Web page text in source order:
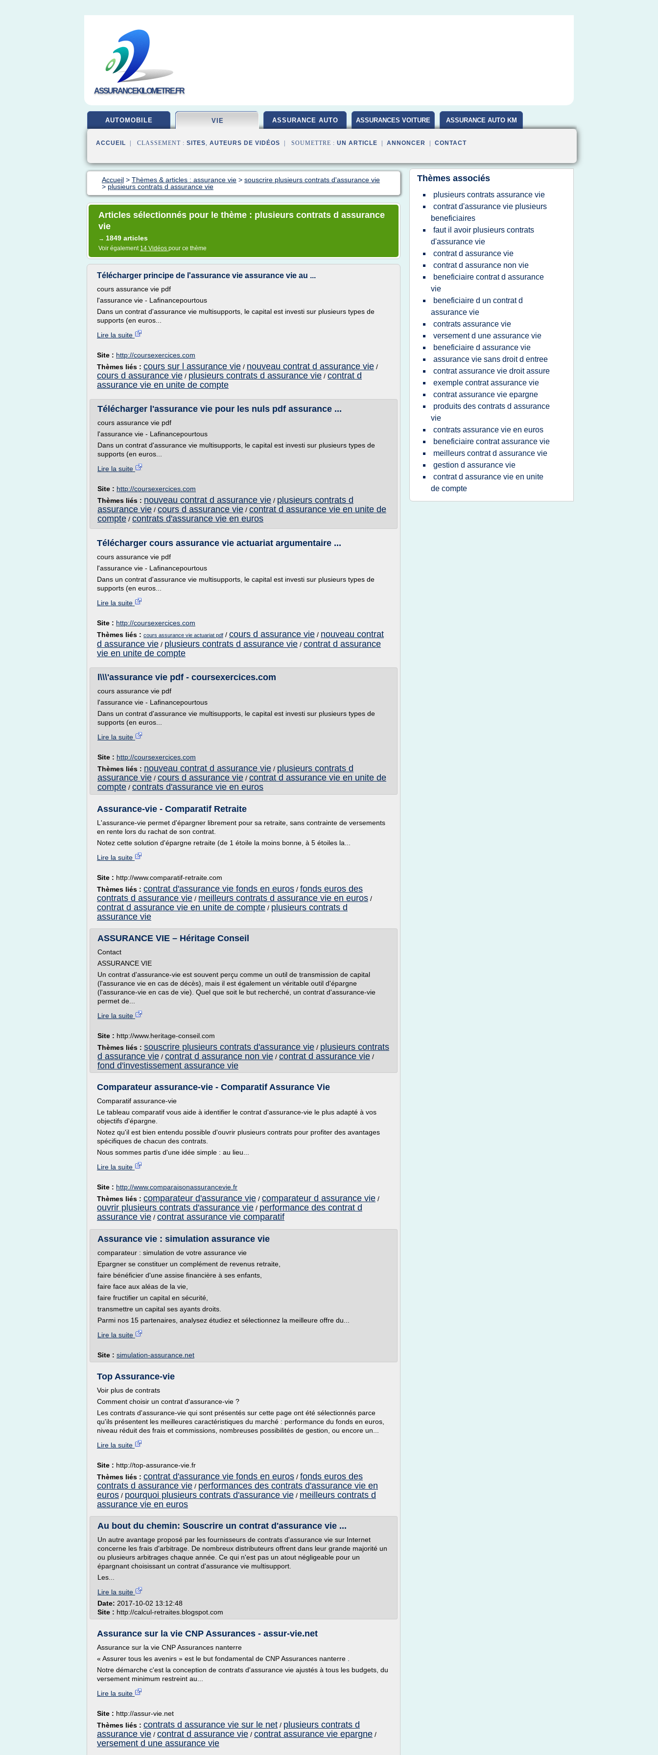
ASSURANCEKILOMETRE.FR
AUTOMOBILE VIE ASSURANCE AUTO ASSURANCES VOITURE ASSURANCE AUTO KM
ACCUEIL | CLASSEMENT : SITES, AUTEURS DE VIDÉOS | SOUMETTRE : UN ARTICLE ANNONCER CONTACT
Accueil > Thèmes & articles : assurance vie > souscrire plusieurs contrats d'assurance vie
> plusieurs contrats d assurance vie
Articles sélectionnés pour le thème : plusieurs contrats d assurance
vie
→ 1849 articles
Voir également 14 Vidéos pour ce thème
Télécharger principe de l'assurance vie assurance vie au ...
cours assurance vie pdf
l'assurance vie - Lafinancepourtous
Dans un contrat d'assurance vie multisupports, le capital est investi sur plusieurs types de
supports (en euros...
Lire la suite
Site : http://coursexercices.com
Thèmes liés : cours sur l assurance vie / nouveau contrat d assurance vie /
cours d assurance vie / plusieurs contrats d assurance vie / contrat d
assurance vie en unite de compte
Télécharger l'assurance vie pour les nuls pdf assurance ...
cours assurance vie pdf
l'assurance vie - Lafinancepourtous
Dans un contrat d'assurance vie multisupports, le capital est investi sur plusieurs types de
supports (en euros...
Lire la suite
Site : http://coursexercices.com
Thèmes liés : nouveau contrat d assurance vie / plusieurs contrats d
assurance vie / cours d assurance vie / contrat d assurance vie en unite de
compte / contrats d'assurance vie en euros
Télécharger cours assurance vie actuariat argumentaire ...
cours assurance vie pdf
l'assurance vie - Lafinancepourtous
Dans un contrat d'assurance vie multisupports, le capital est investi sur plusieurs types de
supports (en euros...
Lire la suite
Site : http://coursexercices.com
Thèmes liés : cours assurance vie actuariat pdf / cours d assurance vie / nouveau contrat
d assurance vie / plusieurs contrats d assurance vie / contrat d assurance
vie en unite de compte
l\\\'assurance vie pdf - coursexercices.com
cours assurance vie pdf
l'assurance vie - Lafinancepourtous
Dans un contrat d'assurance vie multisupports, le capital est investi sur plusieurs types de
supports (en euros...
Lire la suite
Site : http://coursexercices.com
Thèmes liés : nouveau contrat d assurance vie / plusieurs contrats d
assurance vie / cours d assurance vie / contrat d assurance vie en unite de
compte / contrats d'assurance vie en euros
Assurance-vie - Comparatif Retraite
L'assurance-vie permet d'épargner librement pour sa retraite, sans contrainte de versements
en rente lors du rachat de son contrat.
Notez cette solution d'épargne retraite (de 1 étoile la moins bonne, à 5 étoiles la...
Lire la suite
Site : http://www.comparatif-retraite.com
Thèmes liés : contrat d'assurance vie fonds en euros / fonds euros des
contrats d assurance vie / meilleurs contrats d assurance vie en euros /
contrat d assurance vie en unite de compte / plusieurs contrats d
assurance vie
ASSURANCE VIE – Héritage Conseil
Contact
ASSURANCE VIE
Un contrat d'assurance-vie est souvent perçu comme un outil de transmission de capital
(l'assurance vie en cas de décès), mais il est également un véritable outil d'épargne
(l'assurance-vie en cas de vie). Quel que soit le but recherché, un contrat d'assurance-vie
permet de...
Lire la suite
Site : http://www.heritage-conseil.com
Thèmes liés : souscrire plusieurs contrats d'assurance vie / plusieurs contrats
d assurance vie / contrat d assurance non vie / contrat d assurance vie /
fond d'investissement assurance vie
Comparateur assurance-vie - Comparatif Assurance Vie
Comparatif assurance-vie
Le tableau comparatif vous aide à identifier le contrat d'assurance-vie le plus adapté à vos
objectifs d'épargne.
Notez qu'il est bien entendu possible d'ouvrir plusieurs contrats pour profiter des avantages
spécifiques de chacun des contrats.
Nous sommes partis d'une idée simple : au lieu...
Lire la suite
Site : http://www.comparaisonassurancevie.fr
Thèmes liés : comparateur d'assurance vie / comparateur d assurance vie /
ouvrir plusieurs contrats d'assurance vie / performance des contrat d
assurance vie / contrat assurance vie comparatif
Assurance vie : simulation assurance vie
comparateur : simulation de votre assurance vie
Epargner se constituer un complément de revenus retraite,
faire bénéficier d'une assise financière à ses enfants,
faire face aux aléas de la vie,
faire fructifier un capital en sécurité,
transmettre un capital ses ayants droits.
Parmi nos 15 partenaires, analysez étudiez et sélectionnez la meilleure offre du...
Lire la suite
Site : simulation-assurance.net
Top Assurance-vie
Voir plus de contrats
Comment choisir un contrat d'assurance-vie ?
Les contrats d'assurance-vie qui sont présentés sur cette page ont été sélectionnés parce
qu'ils présentent les meilleures caractéristiques du marché : performance du fonds en euros,
niveau réduit des frais et commissions, nombreuses possibilités de gestion, ou encore un...
Lire la suite
Site : http://top-assurance-vie.fr
Thèmes liés : contrat d'assurance vie fonds en euros / fonds euros des
contrats d assurance vie / performances des contrats d'assurance vie en
euros / pourquoi plusieurs contrats d'assurance vie / meilleurs contrats d
assurance vie en euros
Au bout du chemin: Souscrire un contrat d'assurance vie ...
Un autre avantage proposé par les fournisseurs de contrats d'assurance vie sur Internet
concerne les frais d'arbitrage. De nombreux distributeurs offrent dans leur grande majorité un
ou plusieurs arbitrages chaque année. Ce qui n'est pas un atout négligeable pour un
épargnant choisissant un contrat d'assurance vie multisupport.
Les...
Lire la suite
Date: 2017-10-02 13:12:48
Site : http://calcul-retraites.blogspot.com
Assurance sur la vie CNP Assurances - assur-vie.net
Assurance sur la vie CNP Assurances nanterre
« Assurer tous les avenirs » est le but fondamental de CNP Assurances nanterre .
Notre démarche c'est la conception de contrats d'assurance vie ajustés à tous les budgets, du
versement minimum restreint au...
Lire la suite
Site : http://assur-vie.net
Thèmes liés : contrats d assurance vie sur le net / plusieurs contrats d
assurance vie / contrat d assurance vie / contrat assurance vie epargne /
versement d une assurance vie
Thèmes associés
plusieurs contrats assurance vie
contrat d'assurance vie plusieurs
beneficiaires
faut il avoir plusieurs contrats
d'assurance vie
contrat d assurance vie
contrat d assurance non vie
beneficiaire contrat d assurance
vie
beneficiaire d un contrat d
assurance vie
contrats assurance vie
versement d une assurance vie
beneficiaire d assurance vie
assurance vie sans droit d entree
contrat assurance vie droit assure
exemple contrat assurance vie
contrat assurance vie epargne
produits des contrats d assurance
vie
contrats assurance vie en euros
beneficiaire contrat assurance vie
meilleurs contrat d assurance vie
gestion d assurance vie
contrat d assurance vie en unite
de compte